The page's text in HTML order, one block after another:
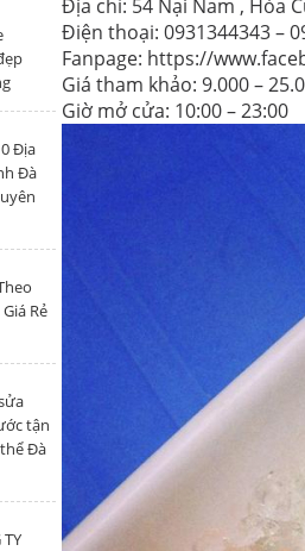
Địa chỉ: 54 Nại Nam , Hòa
Điện thoại: 0931344343 –
Fanpage: https://
Giá tham khảo: 9.000 –
Giờ mở cửa: 10:00 – 23:00
Địa
Đà
Rẻ
tận
Đà